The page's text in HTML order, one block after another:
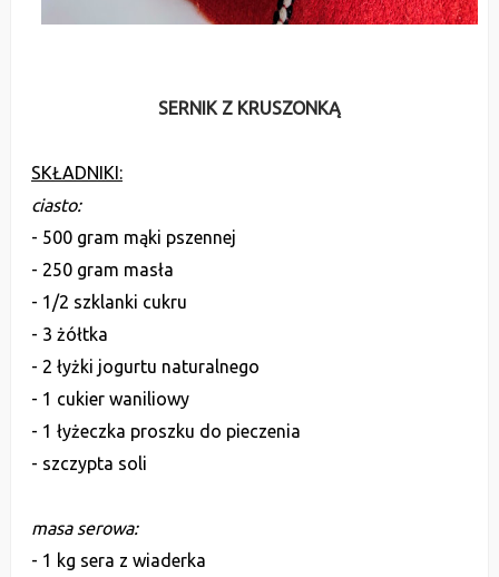
SERNIK Z KRUSZONKĄ
SKŁADNIKI:
ciasto:
- 500 gram mąki pszennej
- 250 gram masła
- 1/2 szklanki cukru
- 3 żółtka
- 2 łyżki jogurtu naturalnego
- 1 cukier waniliowy
- 1 łyżeczka proszku do pieczenia
- szczypta soli
masa serowa:
- 1 kg sera z wiaderka